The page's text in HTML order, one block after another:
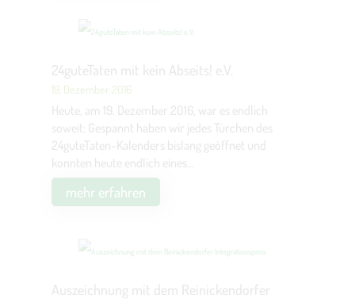
19. Dezember 2016
Heute, am 19. Dezember 2016, war es endlich
soweit: Gespannt haben wir jedes Türchen des
24guteTaten-Kalenders bislang geöffnet und
konnten heute endlich eines...
mehr erfahren